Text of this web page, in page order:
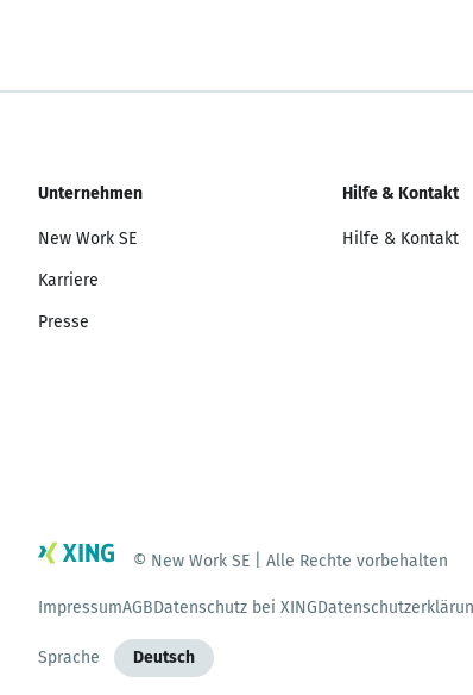
Unternehmen
New Work SE
Karriere
Presse
Hilfe & Kontakt
Hilfe & Kontakt
© New Work SE | Alle Rechte vorbehalten
ImpressumAGBDatenschutz bei XING
Sprache Deutsch